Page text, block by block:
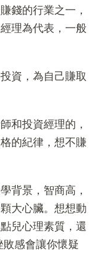
錢的行業之一，
理為代表，一般
資，為自己賺取
和投資經理的，
的紀律，想不賺
背景，智商高，
大心臟。想想動
兒心理素質，還
感會讓你懷疑